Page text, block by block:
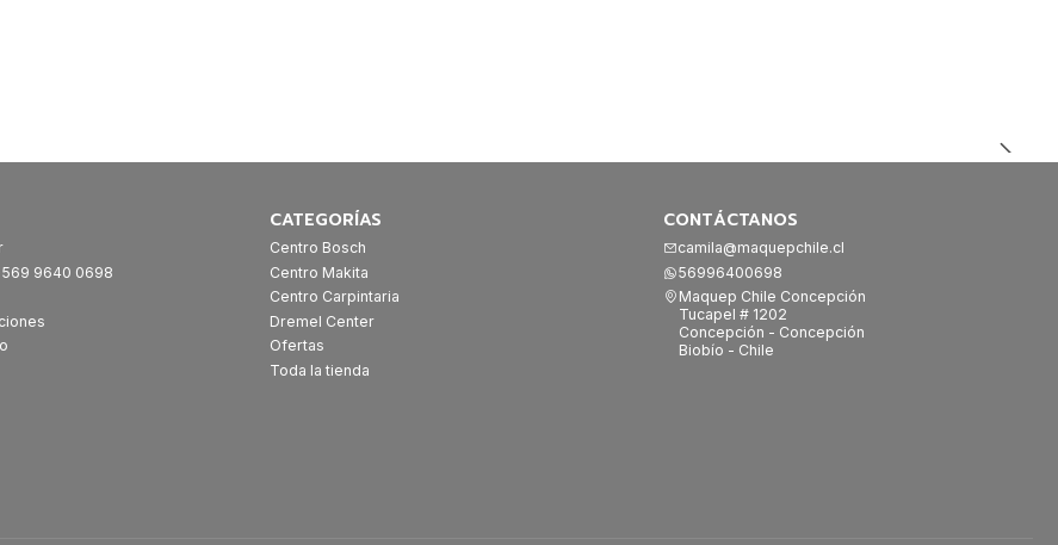
9640 0698
CATEGORÍAS
Centro Bosch
Centro Makita
Centro Carpintaria
Dremel Center
Ofertas
Toda la tienda
CONTÁCTANOS
camila@maquepchile.cl
56996400698
Maquep Chile Concepción
Tucapel # 1202
Concepción - Concepción
Biobío - Chile